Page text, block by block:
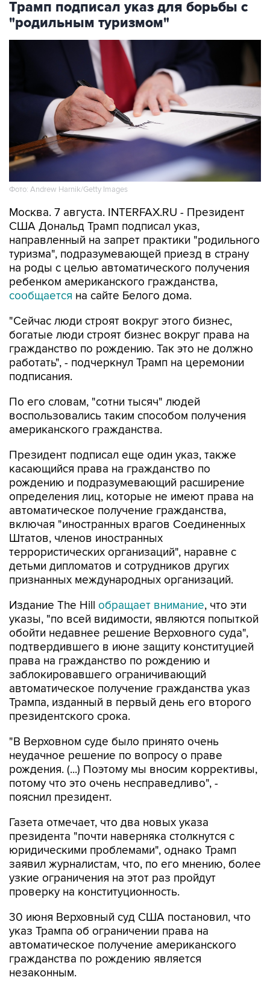
Трамп подписал указ для борьбы с
"родильным туризмом"
Фото: Andrew Harnik/Getty Images
Москва. 7 августа. INTERFAX.RU - Президент
США Дональд Трамп подписал указ,
направленный на запрет практики "родильного
туризма", подразумевающей приезд в страну
на роды с целью автоматического получения
ребенком американского гражданства,
сообщается на сайте Белого дома.
"Сейчас люди строят вокруг этого бизнес,
богатые люди строят бизнес вокруг права на
гражданство по рождению. Так это не должно
работать", - подчеркнул Трамп на церемонии
подписания.
По его словам, "сотни тысяч" людей
воспользовались таким способом получения
американского гражданства.
Президент подписал еще один указ, также
касающийся права на гражданство по
рождению и подразумевающий расширение
определения лиц, которые не имеют права на
автоматическое получение гражданства,
включая "иностранных врагов Соединенных
Штатов, членов иностранных
террористических организаций", наравне с
детьми дипломатов и сотрудников других
признанных международных организаций.
Издание The Hill обращает внимание, что эти
указы, "по всей видимости, являются попыткой
обойти недавнее решение Верховного суда",
подтвердившего в июне защиту конституцией
права на гражданство по рождению и
заблокировавшего ограничивающий
автоматическое получение гражданства указ
Трампа, изданный в первый день его второго
президентского срока.
"В Верховном суде было принято очень
неудачное решение по вопросу о праве
рождения. (...) Поэтому мы вносим коррективы,
потому что это очень несправедливо", -
пояснил президент.
Газета отмечает, что два новых указа
президента "почти наверняка столкнутся с
юридическими проблемами", однако Трамп
заявил журналистам, что, по его мнению, более
узкие ограничения на этот раз пройдут
проверку на конституционность.
30 июня Верховный суд США постановил, что
указ Трампа об ограничении права на
автоматическое получение американского
гражданства по рождению является
незаконным.